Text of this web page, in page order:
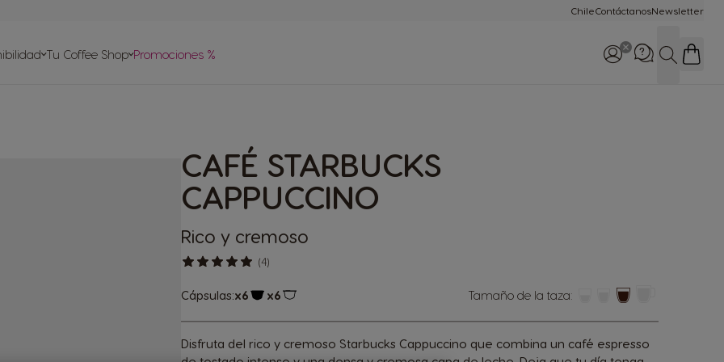
ChileContáctanos​Newsletter
Tu Coffee Shop
Nuestras recetas
Promociones % Buscar
CAFÉ STARBUCKS
CAPPUCCINO
Rico y cremoso
(4)
Cápsulas:x6 x6 Tamaño de la taza:
Disfruta del rico y cremoso Starbucks Cappuccino que combina un café espresso